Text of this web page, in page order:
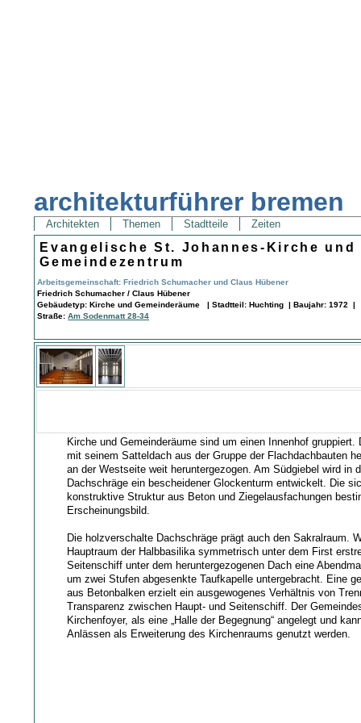
architekturführer bremen
Architekten Themen Stadtteile Zeiten
Evangelische St. Johannes-Kirche und
Gemeindezentrum
Arbeitsgemeinschaft: Friedrich Schumacher und Claus Hübener
Friedrich Schumacher / Claus Hübener
Gebäudetyp: Kirche und Gemeinderäume | Stadtteil: Huchting | Baujahr: 1972 |
Straße:Am Sodenmatt 28-34
Kirche und Gemeinderäume sind um einen Innenhof gruppiert.
mit seinem Satteldach aus der Gruppe der Flachdachbauten
an der Westseite weit heruntergezogen. Am Südgiebel wird in
Dachschräge ein bescheidener Glockenturm entwickelt. Die
konstruktive Struktur aus Beton und Ziegelausfachungen
Erscheinungsbild.
Die holzverschalte Dachschräge prägt auch den Sakralraum.
Hauptraum der Halbbasilika symmetrisch unter dem First
Seitenschiff unter dem heruntergezogenen Dach eine
um zwei Stufen abgesenkte Taufkapelle untergebracht. Eine
aus Betonbalken erzielt ein ausgewogenes Verhältnis von
Transparenz zwischen Haupt- und Seitenschiff. Der
Kirchenfoyer, als eine „Halle der Begegnung“ angelegt und
Anlässen als Erweiterung des Kirchenraums genutzt werden.